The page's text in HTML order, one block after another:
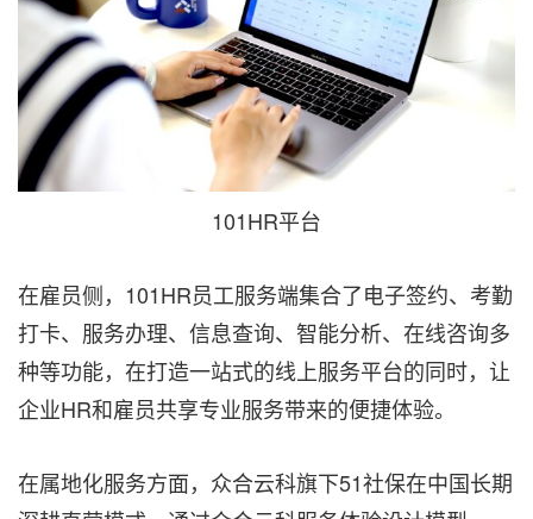
101HR平台
在雇员侧，101HR员工服务端集合了电子签约、考勤
打卡、服务办理、信息查询、智能分析、在线咨询多
种等功能，在打造一站式的线上服务平台的同时，让
企业HR和雇员共享专业服务带来的便捷体验。
在属地化服务方面，众合云科旗下51社保在中国长期